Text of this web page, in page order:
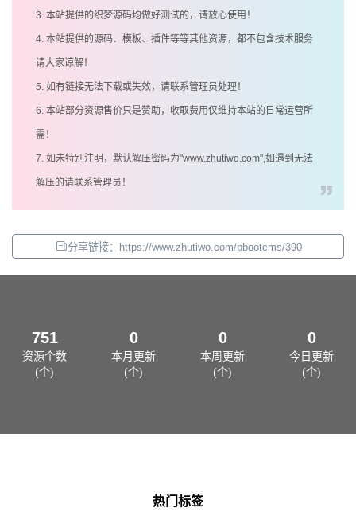
3. 本站提供的织梦源码均做好测试的，请放心使用！
4. 本站提供的源码、模板、插件等等其他资源，都不包含技术服务
请大家谅解！
5. 如有链接无法下载或失效，请联系管理员处理！
6. 本站部分资源售价只是赞助，收取费用仅维持本站的日常运营所
需！
7. 如未特别注明，默认解压密码为"www.zhutiwo.com",如遇到无法
解压的请联系管理员！
分享链接：https://www.zhutiwo.com/pbootcms/390
751
资源个数
(个)
0
本月更新
(个)
0
本周更新
(个)
0
今日更新
(个)
热门标签